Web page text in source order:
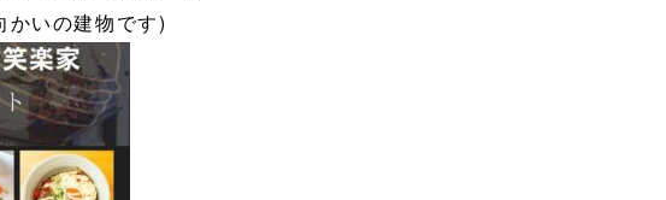
かいの建物です)